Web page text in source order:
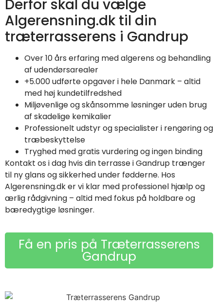
Derfor skal du vælge
Algerensning.dk til din
træterrasserens i Gandrup
Over 10 års erfaring med algerens og behandling
af udendørsarealer
+5.000 udførte opgaver i hele Danmark – altid
med høj kundetilfredshed
Miljøvenlige og skånsomme løsninger uden brug
af skadelige kemikalier
Professionelt udstyr og specialister i rengøring og
træbeskyttelse
Tryghed med gratis vurdering og ingen binding
Kontakt os i dag hvis din terrasse i Gandrup trænger
til ny glans og sikkerhed under fødderne. Hos
Algerensning.dk er vi klar med professionel hjælp og
ærlig rådgivning – altid med fokus på holdbare og
bæredygtige løsninger.
Få en pris på Træterrasserens
Gandrup